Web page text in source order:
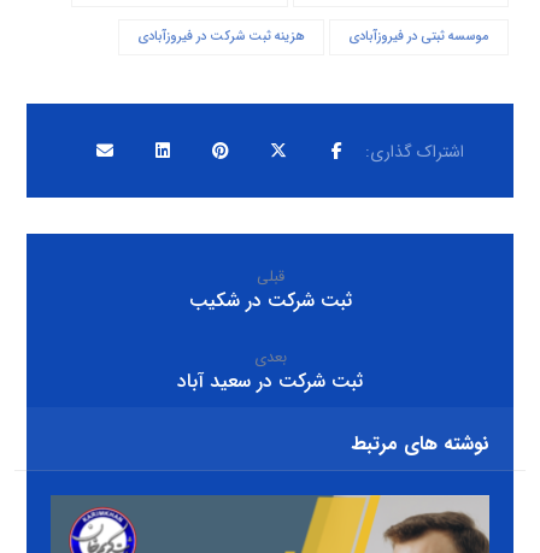
موسسه ثبتی در فیروزآبادی هزینه ثبت شرکت در فیروزآبادی
قبلی
ثبت شرکت در شکیب
بعدی
ثبت شرکت در سعید آباد
نوشته های مرتبط